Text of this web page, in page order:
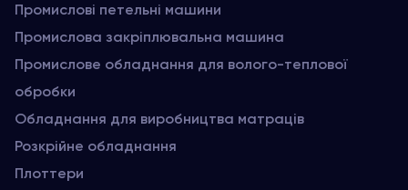
Промислові петельні машини
Промислова закріплювальна машина
Промислове обладнання для волого-теплової
обробки
Обладнання для виробництва матраців
Розкрійне обладнання
Плоттери